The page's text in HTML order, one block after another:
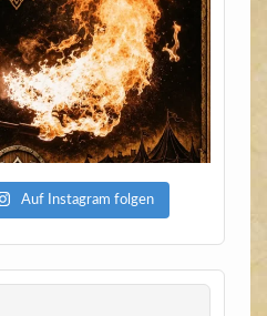
Auf Instagram folgen